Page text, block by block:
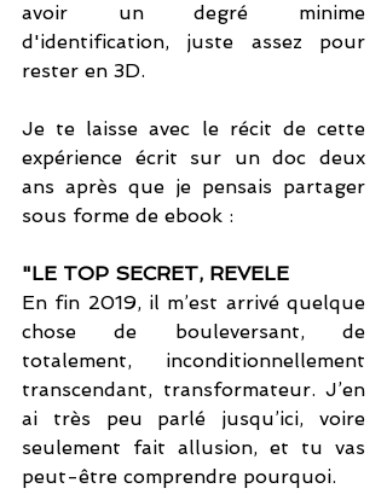
avoir un degré minime
d'identification, juste assez pour
rester en 3D.
Je te laisse avec le récit de cette
expérience écrit sur un doc deux
ans après que je pensais partager
sous forme de ebook :
"LE TOP SECRET, REVELE
En fin 2019, il m’est arrivé quelque
chose de bouleversant, de
totalement, inconditionnellement
transcendant, transformateur. J’en
ai très peu parlé jusqu’ici, voire
seulement fait allusion, et tu vas
peut-être comprendre pourquoi.